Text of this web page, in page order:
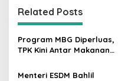
n
a
v
i
g
Related Posts
Program MBG Diperluas,
TPK Kini Antar Makanan
Balita
Menteri ESDM Bahlil